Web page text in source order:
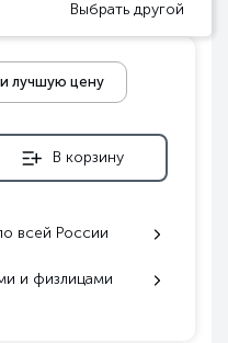
лучшую цену
В корзину
всей России
и физлицами